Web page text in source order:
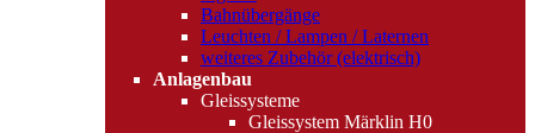
Bahnübergänge
Leuchten / Lampen / Laternen
weiteres Zubehör (elektrisch)
Anlagenbau
Gleissysteme
Gleissystem Märklin H0